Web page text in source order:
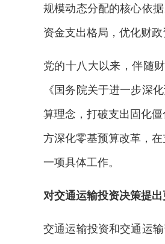
规模动态分配的核心依
资金支出格局，优化财政
党的十八大以来，伴随
《国务院关于进一步深
算理念，打破支出固化
方深化零基预算改革，
一项具体工作。
对交通运输投资决策提
交通运输投资和交通运